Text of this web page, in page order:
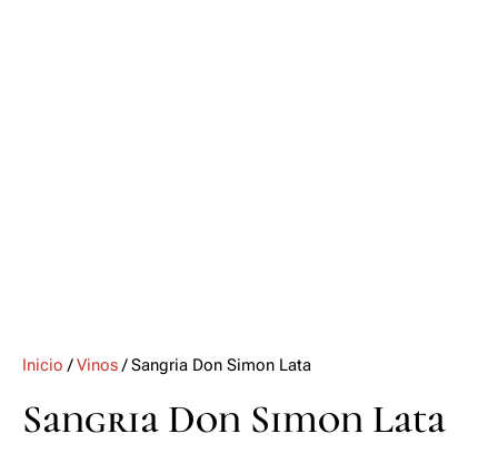
Inicio /Vinos/ Sangria Don Simon Lata
Sangria Don Simon Lata